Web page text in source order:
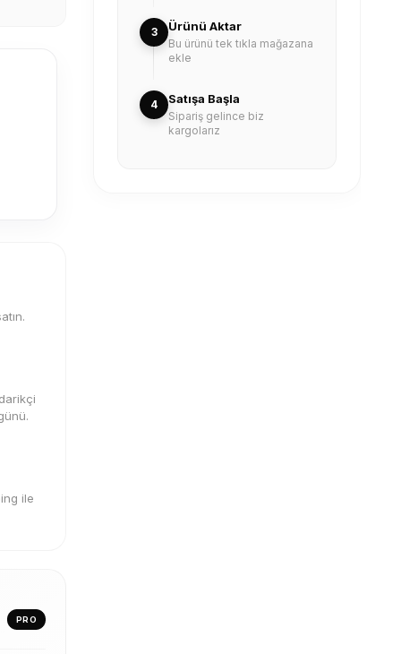
ile
PRO
Satışa Başla
kargolarız